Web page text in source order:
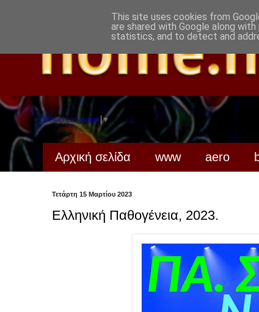
Select Language ▼
Αρχική σελίδα www aero
Τετάρτη 15 Μαρτίου 2023
Ελληνική Παθογένεια, 2023.
This site uses cookies from
are shared with Google along
statistics, and to detect and